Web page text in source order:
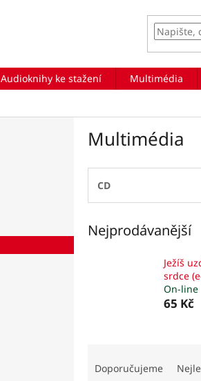
Audioknihy ke stažení Multimédia
Multimédia
CD
Nejprodávanější
Ježíš
srdce
On-line
65 Kč
Doporučujeme